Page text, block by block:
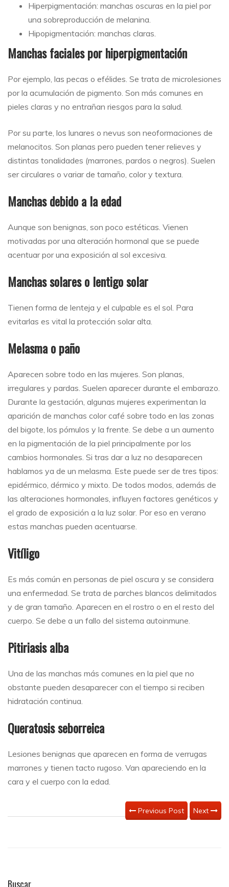
Hiperpigmentación: manchas oscuras en la piel por
una sobreproducción de melanina.
Hipopigmentación: manchas claras.
Manchas faciales por hiperpigmentación
Por ejemplo, las pecas o efélides. Se trata de microlesiones
por la acumulación de pigmento. Son más comunes en
pieles claras y no entrañan riesgos para la salud.
Por su parte, los lunares o nevus son neoformaciones de
melanocitos. Son planas pero pueden tener relieves y
distintas tonalidades (marrones, pardos o negros). Suelen
ser circulares o variar de tamaño, color y textura.
Manchas debido a la edad
Aunque son benignas, son poco estéticas. Vienen
motivadas por una alteración hormonal que se puede
acentuar por una exposición al sol excesiva.
Manchas solares o lentigo solar
Tienen forma de lenteja y el culpable es el sol. Para
evitarlas es vital la protección solar alta.
Melasma o paño
Aparecen sobre todo en las mujeres. Son planas,
irregulares y pardas. Suelen aparecer durante el embarazo.
Durante la gestación, algunas mujeres experimentan la
aparición de manchas color café sobre todo en las zonas
del bigote, los pómulos y la frente. Se debe a un aumento
en la pigmentación de la piel principalmente por los
cambios hormonales. Si tras dar a luz no desaparecen
hablamos ya de un melasma. Este puede ser de tres tipos:
epidérmico, dérmico y mixto. De todos modos, además de
las alteraciones hormonales, influyen factores genéticos y
el grado de exposición a la luz solar. Por eso en verano
estas manchas pueden acentuarse.
Vitíligo
Es más común en personas de piel oscura y se considera
una enfermedad. Se trata de parches blancos delimitados
y de gran tamaño. Aparecen en el rostro o en el resto del
cuerpo. Se debe a un fallo del sistema autoinmune.
Pitiriasis alba
Una de las manchas más comunes en la piel que no
obstante pueden desaparecer con el tiempo si reciben
hidratación continua.
Queratosis seborreica
Lesiones benignas que aparecen en forma de verrugas
marrones y tienen tacto rugoso. Van apareciendo en la
cara y el cuerpo con la edad.
Previous Post Next
Buscar